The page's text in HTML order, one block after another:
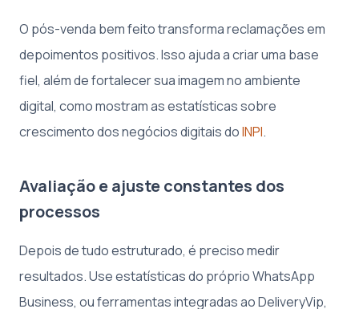
O pós-venda bem feito transforma reclamações em
depoimentos positivos. Isso ajuda a criar uma base
fiel, além de fortalecer sua imagem no ambiente
digital, como mostram as estatísticas sobre
crescimento dos negócios digitais doINPI.
Avaliação e ajuste constantes dos
processos
Depois de tudo estruturado, é preciso medir
resultados. Use estatísticas do próprio WhatsApp
Business, ou ferramentas integradas ao DeliveryVip,